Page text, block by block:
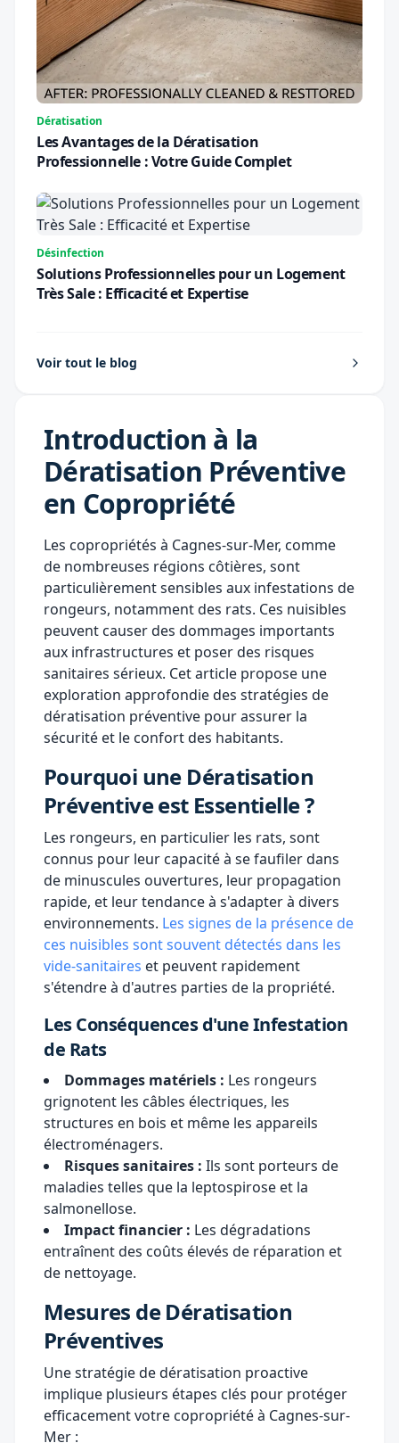
Dératisation
Les Avantages de la Dératisation
Professionnelle : Votre Guide Complet
Désinfection
Solutions Professionnelles pour un Logement
Très Sale : Efficacité et Expertise
Voir tout le blog
Introduction à la
Dératisation Préventive
en Copropriété
Les copropriétés à Cagnes-sur-Mer, comme
de nombreuses régions côtières, sont
particulièrement sensibles aux infestations de
rongeurs, notamment des rats. Ces nuisibles
peuvent causer des dommages importants
aux infrastructures et poser des risques
sanitaires sérieux. Cet article propose une
exploration approfondie des stratégies de
dératisation préventive pour assurer la
sécurité et le confort des habitants.
Pourquoi une Dératisation
Préventive est Essentielle ?
Les rongeurs, en particulier les rats, sont
connus pour leur capacité à se faufiler dans
de minuscules ouvertures, leur propagation
rapide, et leur tendance à s'adapter à divers
environnements. Les signes de la présence de
ces nuisibles sont souvent détectés dans les
vide-sanitaires et peuvent rapidement
s'étendre à d'autres parties de la propriété.
Les Conséquences d'une Infestation
de Rats
Dommages matériels : Les rongeurs
grignotent les câbles électriques, les
structures en bois et même les appareils
électroménagers.
Risques sanitaires : Ils sont porteurs de
maladies telles que la leptospirose et la
salmonellose.
Impact financier : Les dégradations
entraînent des coûts élevés de réparation et
de nettoyage.
Mesures de Dératisation
Préventives
Une stratégie de dératisation proactive
implique plusieurs étapes clés pour protéger
efficacement votre copropriété à Cagnes-sur-
Mer :